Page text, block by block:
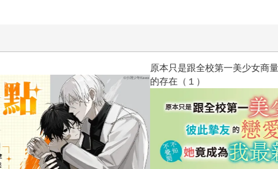
原本只是跟全校第一美少女商
的存在（１）